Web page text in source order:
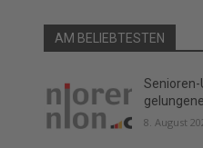
AM BELIEBTESTEN
8. August